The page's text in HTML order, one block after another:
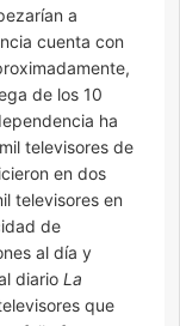
a
cuenta con
de los 10
ha
televisores de
en dos
televisores en
de
al día y
diario La
que